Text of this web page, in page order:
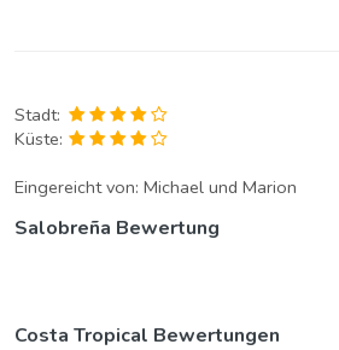
Stadt:
Küste:
Eingereicht von: Michael und Marion
Salobreña Bewertung
Costa Tropical Bewertungen